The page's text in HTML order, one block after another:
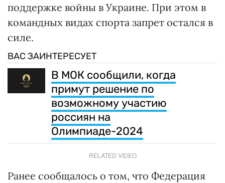
поддержке войны в Украине. При этом в
командных видах спорта запрет остался в
силе.
ВАС ЗАИНТЕРЕСУЕТ
В МОК сообщили, когда
примут решение по
возможному участию
россиян на
Олимпиаде-2024
RELATED VIDEO
Ранее сообщалось о том, что Федерация